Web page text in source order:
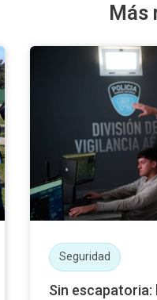
Más
Seguridad
Sin escapatoria: